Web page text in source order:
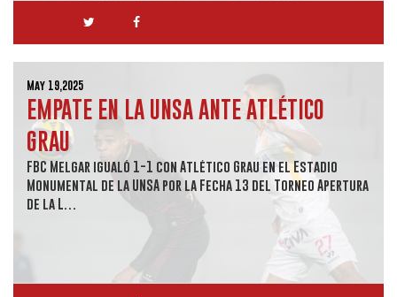
May 19,2025
EMPATE EN LA UNSA ANTE ATLÉTICO
GRAU
FBC Melgar igualó 1-1 con Atlético Grau en el Estadio
Monumental de la UNSA por la Fecha 13 del Torneo Apertura
de la L…